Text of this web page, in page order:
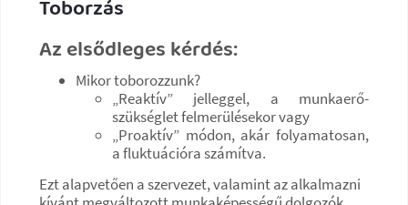
Toborzás
Az elsődleges kérdés:
Mikor toborozzunk?
„Reaktív” jelleggel, a munkaerő-
szükséglet felmerülésekor vagy
„Proaktív” módon, akár folyamatosan,
a fluktuációra számítva.
Ezt alapvetően a szervezet, valamint az alkalmazni